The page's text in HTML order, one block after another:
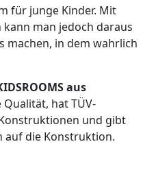
für junge Kinder. Mit
man jedoch daraus
machen, in dem wahrlich
aus
hat TÜV-
und gibt
auf die Konstruktion.